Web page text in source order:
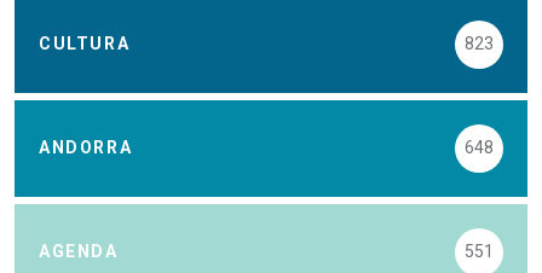
CULTURA 823
ANDORRA 648
AGENDA 551